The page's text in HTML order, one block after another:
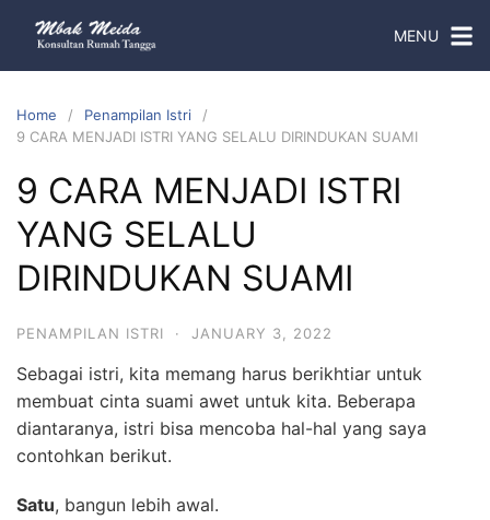
MENU
Home
Penampilan Istri
9 CARA MENJADI ISTRI YANG SELALU DIRINDUKAN SUAMI
9 CARA MENJADI ISTRI
YANG SELALU
DIRINDUKAN SUAMI
PENAMPILAN ISTRI · JANUARY 3, 2022
Sebagai istri, kita memang harus berikhtiar untuk
membuat cinta suami awet untuk kita. Beberapa
diantaranya, istri bisa mencoba hal-hal yang saya
contohkan berikut.
Satu, bangun lebih awal.